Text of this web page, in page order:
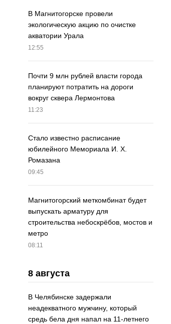
В Магнитогорске провели
экологическую акцию по очистке
акватории Урала
12:55
Почти 9 млн рублей власти города
планируют потратить на дороги
вокруг сквера Лермонтова
11:23
Стало известно расписание
юбилейного Мемориала И. Х.
Ромазана
09:45
Магнитогорский меткомбинат будет
выпускать арматуру для
строительства небоскрёбов, мостов и
метро
08:11
8 августа
В Челябинске задержали
неадекватного мужчину, который
средь бела дня напал на 11-летнего